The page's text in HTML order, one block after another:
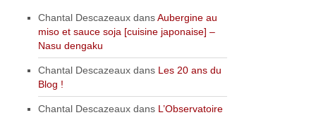
Chantal Descazeaux dansAubergine au
miso et sauce soja [cuisine japonaise] –
Nasu dengaku
Chantal Descazeaux dans Les 20 ans du
Blog !
Chantal Descazeaux dans L’Observatoire